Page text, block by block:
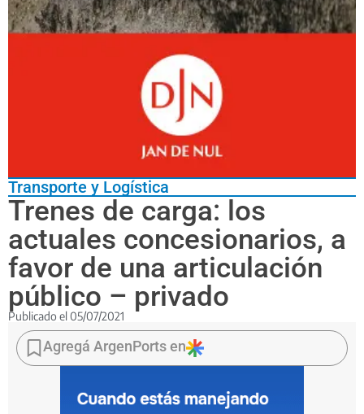
Transporte y Logística
Trenes de carga: los
actuales concesionarios, a
favor de una articulación
público – privado
Publicado el 05/07/2021
Las
empresas
se
Agregá ArgenPorts en